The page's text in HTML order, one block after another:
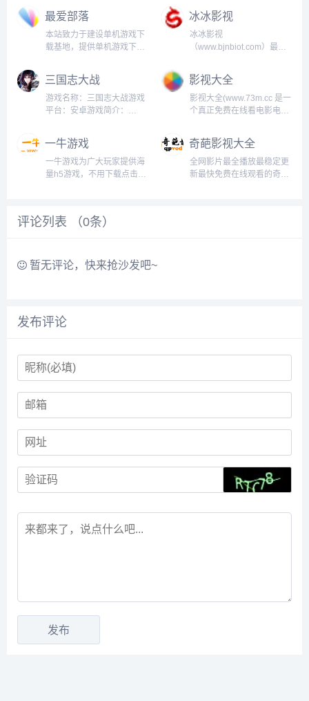
频、图片、小说文本资源，
快速检索免费下载，快来体
验吧~...
外设行业】国内第三方力反
馈扳机，可视化精英手柄，
采用可自由调节的力反馈霍
尔扳机，沉浸式感受游戏中
最爱部落
本站致力于建设单机游戏下
载基地，提供单机游戏下
戏“解压即可玩”、原版无删
减、绿色免安装、无毒无插
件、集成破解升级，一步到
位...
冰冰影视
冰冰影视
（www.bjnbiot.com）最新
费看就来冰冰影视。...
三国志大战
游戏名称：三国志大战游戏
平台：安卓游戏简介：
的日本街机游戏《三国志大
战》移动版正式登陆中国！
《三国志大战》手游是由日
本SEGA正版授权，多酷游
影视大全
影视大全(www.73m.cc 是一
个真正免费在线看电影电视
影视在线观看,影视大全致力
于给广大的互联网用户带来
最丰富精彩影视内容,影视大
全高清版每日实时更新,提供
一牛游戏
一牛游戏为广大玩家提供海
量h5游戏，不用下载点击即
牛游戏h5在线玩游戏中心。
仙传...
奇葩影视大全
全网影片最全播放最稳定更
新最快免费在线观看的奇葩
评论列表 （0条）
暂无评论，快来抢沙发吧~
发布评论